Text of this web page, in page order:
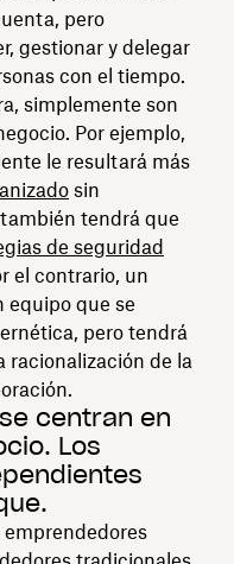
pero
gestionar y delegar
con el tiempo.
simplemente son
Por ejemplo,
le resultará más
sin
tendrá que
de seguridad
el contrario, un
equipo que se
pero tendrá
racionalización de la
centran en
Los